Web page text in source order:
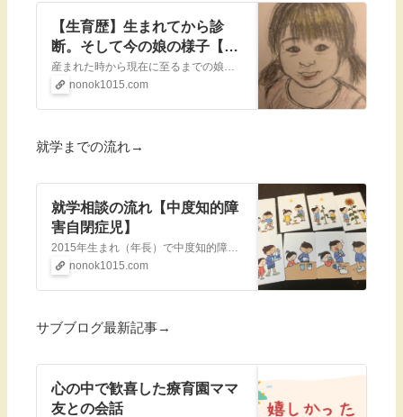
【生育歴】生まれてから診
断。そして今の娘の様子【自
閉症】
産まれた時から現在に至るまでの娘の様子をまとめました。6歳以降にブログを書き出したのでそれ以降の様子はアメブロや、当ブログの記事を個別で見ていただくのが良いかなと思います。妊娠中、産まれてから1歳になるまで妊娠中は全く異常なし→破水からの出
nonok1015.com
就学までの流れ→
就学相談の流れ【中度知的障
害自閉症児】
2015年生まれ（年長）で中度知的障害（IQ39→2021.9診断）を伴う自閉スペクトラム症の娘の日常、あとは母のダイエットや愚痴、就学についてなど色々書いています。就学相談の流れ就学に関する説明会（年中冬の2月）就学相談スタート・初回面談
nonok1015.com
サブブログ最新記事→
心の中で歓喜した療育園ママ
友との会話